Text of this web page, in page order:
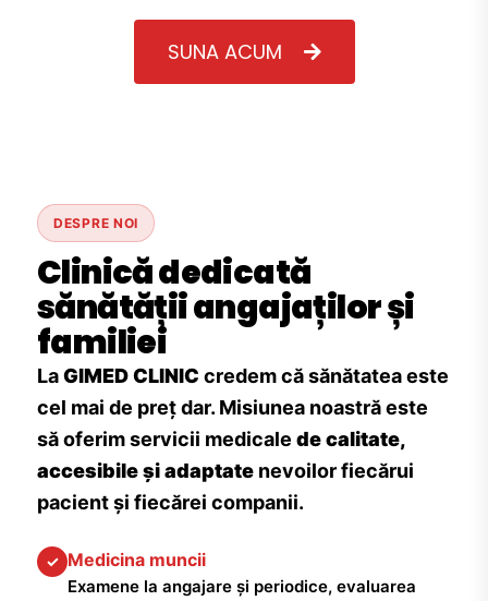
SUNA ACUM
DESPRE NOI
Clinică dedicată
sănătății angajaților și
familiei
LaGIMED CLINIC credem că sănătatea este
cel mai de preț dar. Misiunea noastră este
să oferim servicii medicale de calitate,
accesibile și adaptate nevoilor fiecărui
pacient și fiecărei companii.
✓ Medicina muncii
Examene la angajare și periodice, evaluarea